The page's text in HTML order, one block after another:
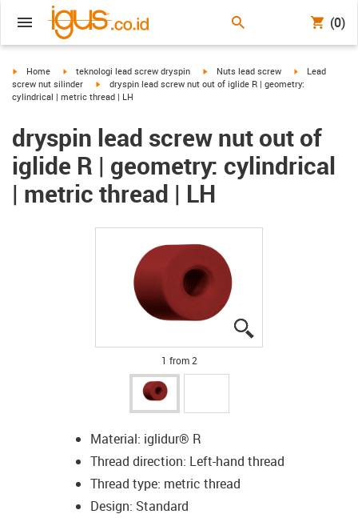
(0)
igus-icon-arrow-right
Home igus-icon-arrow-right
teknologi lead screw dryspin igus-icon-arrow-right
Nuts lead screw igus-icon-
Lead
screw nut silinder
igus-icon-arrow-right
dryspin lead screw nut out of iglide R | geometry:
cylindrical | metric thread | LH
dryspin lead screw nut out of
iglide R | geometry: cylindrical
| metric thread | LH
1 from 2
Material: iglidur® R
Thread direction: Left-hand thread
Thread type: metric thread
Design: Standard